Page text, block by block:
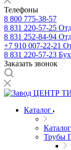
Телефоны
8 800 775-38-57
8 831 220-57-25
8 831 252-84-94
+7 910 007-22-21
8 831 220-57-23
Заказать звонок
Каталог
Каталог
Трубы